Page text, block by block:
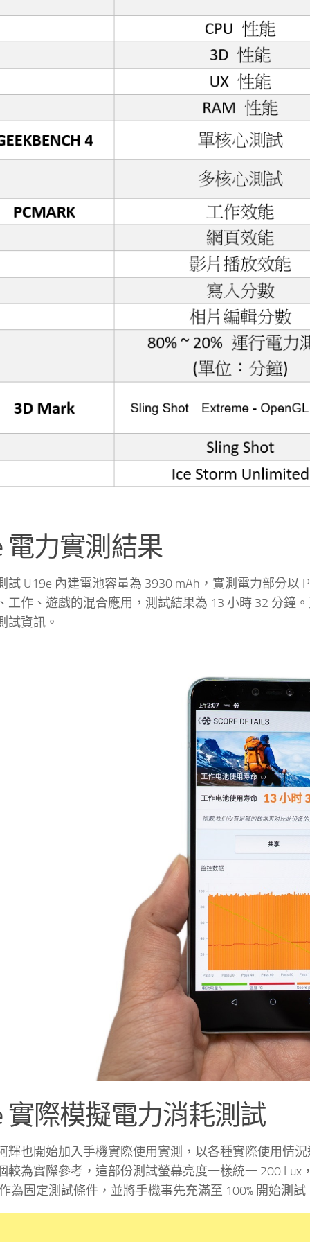
電力實測結果
試 U19e 內建電池容量為 3930 mAh，實測電力部分以
工作、遊戲的混合應用，測試結果為 13 小時 32 分鐘
試資訊。
實際模擬電力消耗測試
輝也開始加入手機實際使用實測，以各種實際使用情
較為實際參考，這部份測試螢幕亮度一樣統一 200
為固定測試條件，並將手機事先充滿至 100% 開始測